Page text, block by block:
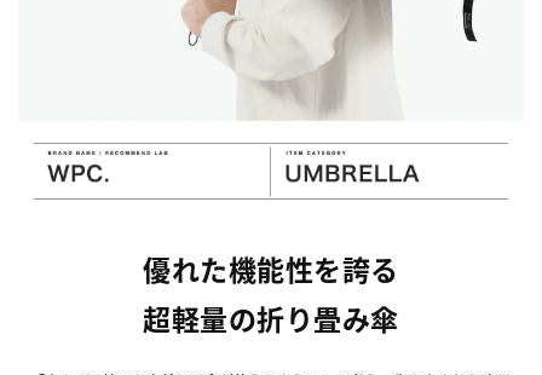
優れた機能性を誇る
超軽量の折り畳み傘